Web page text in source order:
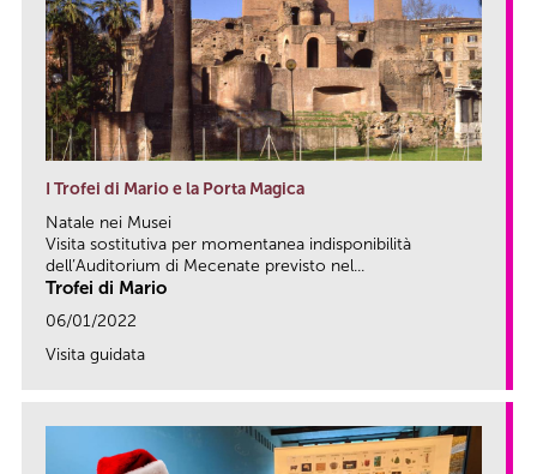
I Trofei di Mario e la Porta Magica
Natale nei Musei
Visita sostitutiva per momentanea indisponibilità
dell’Auditorium di Mecenate previsto nel...
Trofei di Mario
06/01/2022
Visita guidata